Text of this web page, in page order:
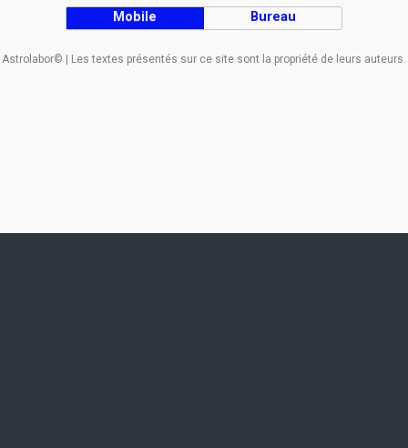
Mobile Bureau
Astrolabor© | Les textes présentés sur ce site sont la propriété de leurs auteurs.